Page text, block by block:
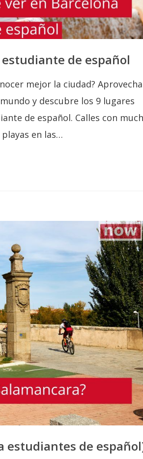
de español
mejor la ciudad? Aprovecha
y descubre los 9 lugares
de español. Calles con
en las…
estudiantes de